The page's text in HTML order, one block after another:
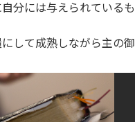
分には与えられている
して成熟しながら主の